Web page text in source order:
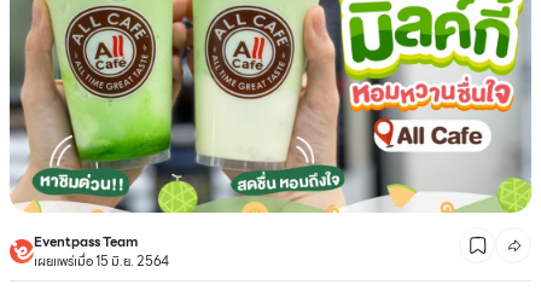
Eventpass Team
เผยแพร่เมื่อ 15 มิ.ย. 2564